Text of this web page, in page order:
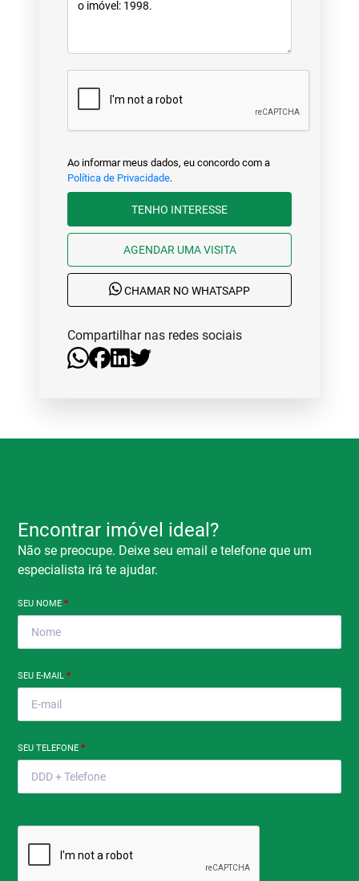
Ao informar meus dados, eu concordo com a
Política de Privacidade.
TENHO INTERESSE
AGENDAR UMA VISITA
CHAMAR NO WHATSAPP
Compartilhar nas redes sociais
Encontrar imóvel ideal?
Não se preocupe. Deixe seu email e telefone que um
especialista irá te ajudar.
SEU NOME*
SEU E-MAIL*
SEU TELEFONE*